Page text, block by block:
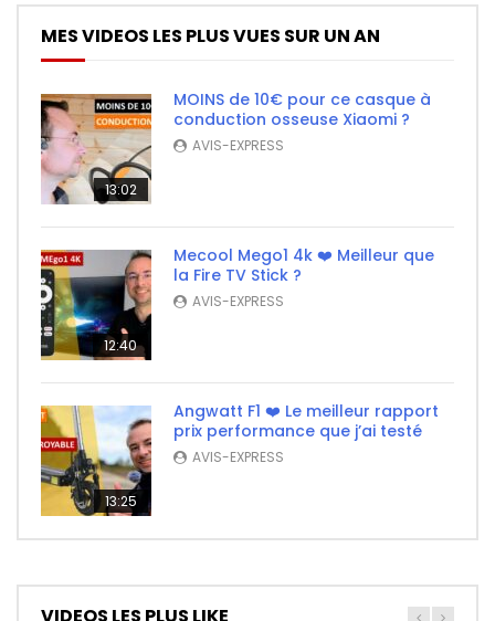
MES VIDEOS LES PLUS VUES SUR UN AN
13:02
MOINS de 10€ pour ce casque à
conduction osseuse Xiaomi ?
AVIS-EXPRESS
12:40
Mecool Mego1 4k ❤️ Meilleur que
la Fire TV Stick ?
AVIS-EXPRESS
13:25
Angwatt F1 ❤️ Le meilleur rapport
prix performance que j’ai testé
AVIS-EXPRESS